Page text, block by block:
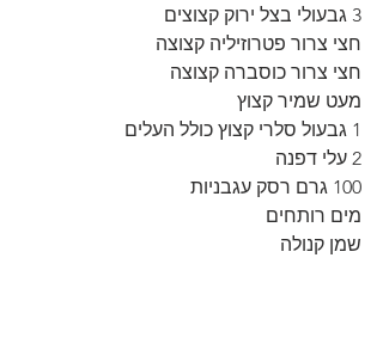
3 גבעולי בצל ירוק קצוצים
חצי צרור פטרוזיליה קצוצה
חצי צרור כוסברה קצוצה
מעט שמיר קצוץ
1 גבעול סלרי קצוץ כולל העלים
2 עלי דפנה
100 גרם רסק עגבניות
מים רותחים
שמן קנולה